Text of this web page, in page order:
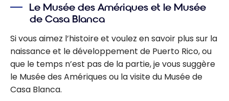
Le Musée des Amériques et le Musée
de Casa Blanca
Si vous aimez l’histoire et voulez en savoir plus sur la
naissance et le développement de Puerto Rico, ou
que le temps n’est pas de la partie, je vous suggère
le Musée des Amériques ou la visite du Musée de
Casa Blanca.